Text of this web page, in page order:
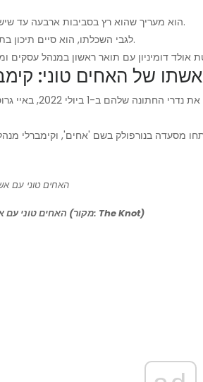
הוא מעריך שהוא רץ בסביבות ארבעה עד שישה מיילים בכל משחק.
לגבי השכלתו, הוא סיים תיכון בתיכון בוקר טי וושינגטון.
אשתו של האחים טוני:
האחים טוני עם אשתו קימברלי ג'נקינס (מקור: The Knot)